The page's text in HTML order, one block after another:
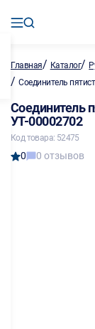
Главная/ Каталог/
/ Соединитель
Соединитель
УТ-00002702
Код товара: 52475
0 0 отзывов